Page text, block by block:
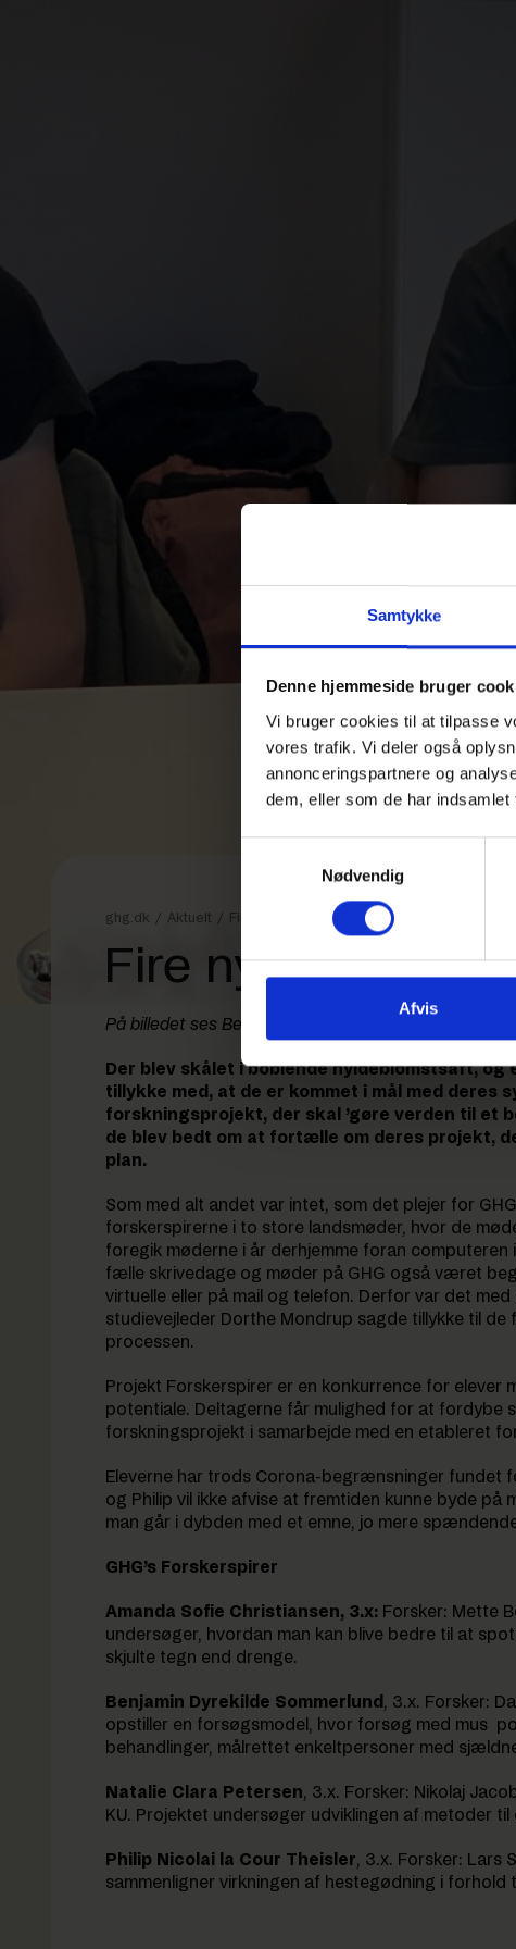
Samtykke
Denne hjemmeside bruger
Vi bruger cookies til at tilpasse
vores trafik. Vi deler også
annonceringspartnere og
dem, eller som de har
Nødvendig
Afvis
ghg.dk / Aktuelt / Fire nye forskerspirer springer ud på GHG
Fire nye
På billedet ses Benjamin, Amanda og Philip. Natalie
Der blev skålet i boblende hyldeblomstsaft,
tillykke med, at de er kommet i mål med deres
forskningsprojekt, der skal ’gøre verden til et
de blev bedt om at fortælle om deres projekt,
plan.
Som med alt andet var intet, som det plejer for
forskerspirerne i to store landsmøder, hvor de
foregik møderne i år derhjemme foran computeren
fælle skrivedage og møder på GHG også været
virtuelle eller på mail og telefon. Derfor var det
studievejleder Dorthe Mondrup sagde tillykke til
processen.
Projekt Forskerspirer er en konkurrence for
potentiale. Deltagerne får mulighed for at fordybe
forskningsprojekt i samarbejde med en etableret
Eleverne har trods Corona-begrænsninger
og Philip vil ikke afvise at fremtiden kunne byde
man går i dybden med et emne, jo mere
GHG’s Forskerspirer
Amanda Sofie Christiansen, 3.x: Forsker: Mette
undersøger, hvordan man kan blive bedre til at
skjulte tegn end drenge.
Benjamin Dyrekilde Sommerlund , 3.x. Forsker:
opstiller en forsøgsmodel, hvor forsøg med mus
behandlinger, målrettet enkeltpersoner med
Natalie Clara Petersen, 3.x. Forsker: Nikolaj
KU. Projektet undersøger udviklingen af metoder
Philip Nicolai la Cour Theisler, 3.x. Forsker: Lars
sammenligner virkningen af hestegødning i forhold